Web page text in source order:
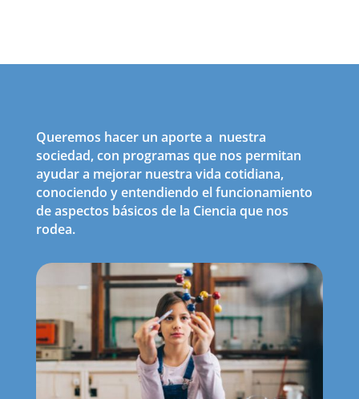
Queremos hacer un aporte a nuestra
sociedad, con programas que nos permitan
ayudar a mejorar nuestra vida cotidiana,
conociendo y entendiendo el funcionamiento
de aspectos básicos de la Ciencia que nos
rodea.